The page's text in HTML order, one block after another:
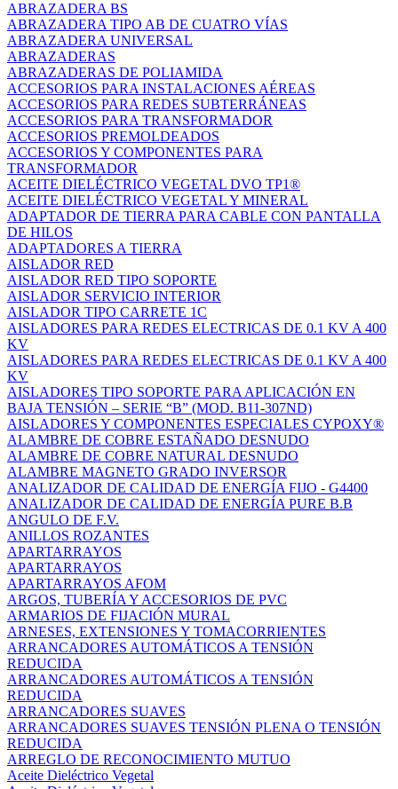
ABRAZADERA BS
ABRAZADERA TIPO AB DE CUATRO VÍAS
ABRAZADERA UNIVERSAL
ABRAZADERAS
ABRAZADERAS DE POLIAMIDA
ACCESORIOS PARA INSTALACIONES AÉREAS
ACCESORIOS PARA REDES SUBTERRÁNEAS
ACCESORIOS PARA TRANSFORMADOR
ACCESORIOS PREMOLDEADOS
ACCESORIOS Y COMPONENTES PARA
TRANSFORMADOR
ACEITE DIELÉCTRICO VEGETAL DVO TP1®
ACEITE DIELÉCTRICO VEGETAL Y MINERAL
ADAPTADOR DE TIERRA PARA CABLE CON PANTALLA
DE HILOS
ADAPTADORES A TIERRA
AISLADOR RED
AISLADOR RED TIPO SOPORTE
AISLADOR SERVICIO INTERIOR
AISLADOR TIPO CARRETE 1C
AISLADORES PARA REDES ELECTRICAS DE 0.1 KV A 400
KV
AISLADORES PARA REDES ELECTRICAS DE 0.1 KV A 400
KV
AISLADORES TIPO SOPORTE PARA APLICACIÓN EN
BAJA TENSIÓN – SERIE “B” (MOD. B11-307ND)
AISLADORES Y COMPONENTES ESPECIALES CYPOXY®
ALAMBRE DE COBRE ESTAÑADO DESNUDO
ALAMBRE DE COBRE NATURAL DESNUDO
ALAMBRE MAGNETO GRADO INVERSOR
ANALIZADOR DE CALIDAD DE ENERGÍA FIJO - G4400
ANALIZADOR DE CALIDAD DE ENERGÍA PURE B.B
ANGULO DE F.V.
ANILLOS ROZANTES
APARTARRAYOS
APARTARRAYOS
APARTARRAYOS AFOM
ARGOS, TUBERÍA Y ACCESORIOS DE PVC
ARMARIOS DE FIJACIÓN MURAL
ARNESES, EXTENSIONES Y TOMACORRIENTES
ARRANCADORES AUTOMÁTICOS A TENSIÓN
REDUCIDA
ARRANCADORES AUTOMÁTICOS A TENSIÓN
REDUCIDA
ARRANCADORES SUAVES
ARRANCADORES SUAVES TENSIÓN PLENA O TENSIÓN
REDUCIDA
ARREGLO DE RECONOCIMIENTO MUTUO
Aceite Dieléctrico Vegetal